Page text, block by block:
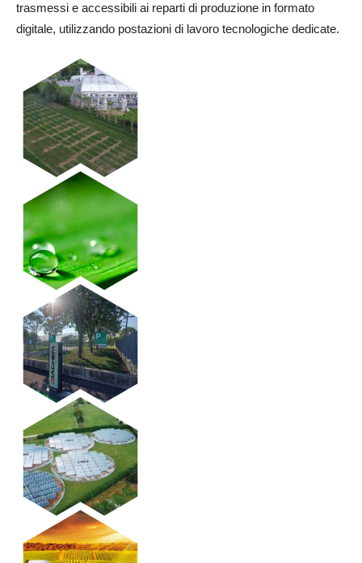
trasmessi e accessibili ai reparti di produzione in formato
digitale, utilizzando postazioni di lavoro tecnologiche dedicate.